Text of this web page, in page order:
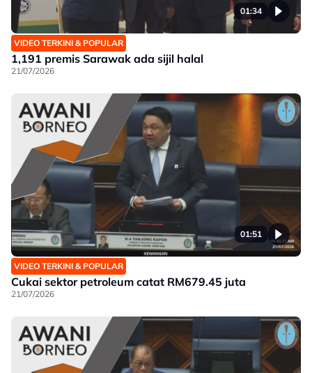
01:34
VIDEO TERKINI & POPULAR
1,191 premis Sarawak ada sijil halal
21/07/2026
01:51
VIDEO TERKINI & POPULAR
Cukai sektor petroleum catat RM679.45 juta
21/07/2026